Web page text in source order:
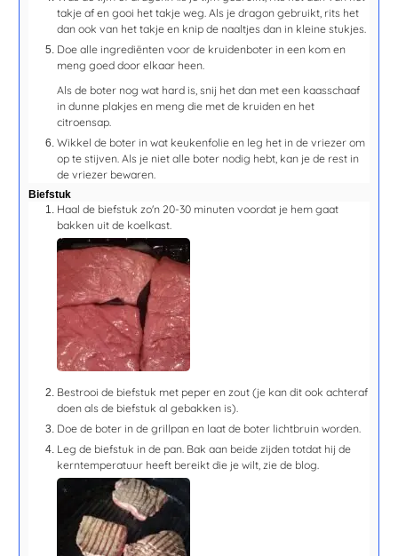
takje af en gooi het takje weg. Als je dragon gebruikt, rits het
dan ook van het takje en knip de naaltjes dan in kleine stukjes.
Doe alle ingrediënten voor de kruidenboter in een kom en
meng goed door elkaar heen.
Als de boter nog wat hard is, snij het dan met een kaasschaaf
in dunne plakjes en meng die met de kruiden en het
citroensap.
Wikkel de boter in wat keukenfolie en leg het in de vriezer om
op te stijven. Als je niet alle boter nodig hebt, kan je de rest in
de vriezer bewaren.
Biefstuk
Haal de biefstuk zo'n 20-30 minuten voordat je hem gaat
bakken uit de koelkast.
Bestrooi de biefstuk met peper en zout (je kan dit ook achteraf
doen als de biefstuk al gebakken is).
Doe de boter in de grillpan en laat de boter lichtbruin worden.
Leg de biefstuk in de pan. Bak aan beide zijden totdat hij de
kerntemperatuur heeft bereikt die je wilt, zie de blog.